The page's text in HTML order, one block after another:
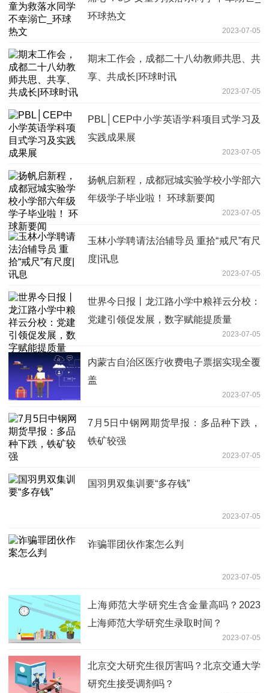
环球热文
2023-07-05
期末工作会，成都二十八幼教师共思、共
享、共成长|环球时讯
2023-07-05
PBL│CEP中小学英语学科项目式学习及
实践成果展
2023-07-05
扬帆启新程，成都冠城实验学校小学部六
年级学子毕业啦！ 环球新要闻
2023-07-05
玉林小学聘请法治辅导员 重拾“戒尺”有尺
度|讯息
2023-07-05
世界今日报丨龙江路小学中粮祥云分校：
党建引领促发展，数字赋能提质量
2023-07-05
内蒙古自治区医疗收费电子票据实现全覆
盖
2023-07-05
7月5日中钢网期货早报：多品种下跌，
铁矿较强
2023-07-05
国羽男双集训要“多存钱”
2023-07-05
诈骗罪团伙作案怎么判
2023-07-05
上海师范大学研究生含金量高吗？2023
上海师范大学研究生录取时间？
2023-07-05
北京交大研究生很厉害吗？北京交通大学
研究生接受调剂吗？